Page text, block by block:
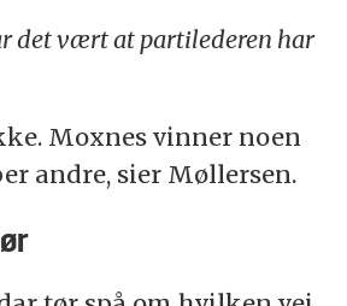
det vært at partilederen har
Moxnes vinner noen
andre, sier Møllersen.